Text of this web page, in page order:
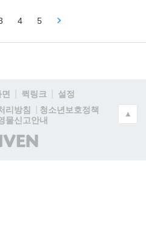
4 5
퀵링크
설정
리방침
청소년보호정책
물신고안내
(주)
인
▲